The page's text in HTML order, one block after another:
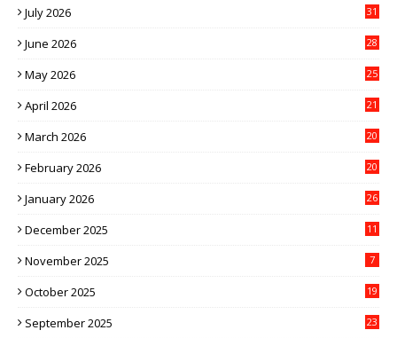
July 2026 31
June 2026 28
May 2026 25
April 2026 21
March 2026 20
February 2026 20
January 2026 26
December 2025 11
November 2025 7
October 2025 19
September 2025 23